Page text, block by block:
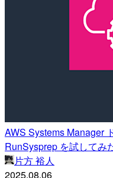
AWS Systems Manager
RunSysprep を試してみ
片方 裕人
2025.08.06